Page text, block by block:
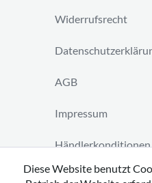
Widerrufsrecht
AGB
Impressum
Händlerkonditionen
Vertrag widerrufen
Diese Website benutzt